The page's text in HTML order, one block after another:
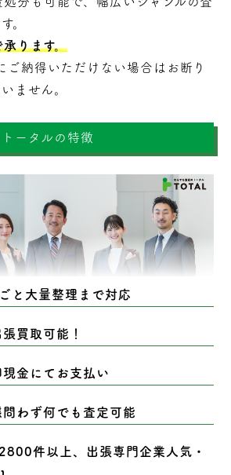
。
ります。
納得いただけない場合はお断り
ません。
ータルの特徴
と大量整理まで対応
買取可能！
金にてお支払い
わず何でも査定可能
件以上、出張専門企業人気・